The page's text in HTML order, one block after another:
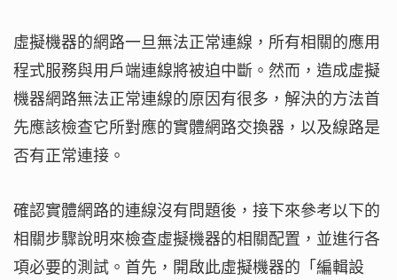
虛擬機器的網路一旦無法正常連線，所有相關的應用
程式服務與用戶端連線將被迫中斷。然而，造成虛擬
機器網路無法正常連線的原因有很多，解決的方法首
先應該檢查它所對應的實體網路交換器，以及線路是
否有正常連接。
確認實體網路的連線沒有問題後，接下來參考以下的
相關步驟說明來檢查虛擬機器的相關配置，並進行各
項必要的測試。首先，開啟此虛擬機器的「編輯設